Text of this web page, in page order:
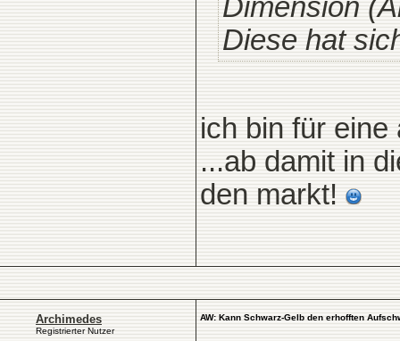
Dimension
Diese hat
ich bin für eine
...ab damit in
den markt!
Archimedes
Registrierter Nutzer
AW: Kann Schwarz-Gelb den erhofften